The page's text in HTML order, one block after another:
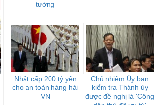
tướng
Nhật cấp 200 tỷ yên
cho an toàn hàng hải
VN
Chủ nhiệm Ủy ban
kiểm tra Thành ủy
được đề nghị là 'Công